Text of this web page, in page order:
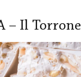
– Il Torrone